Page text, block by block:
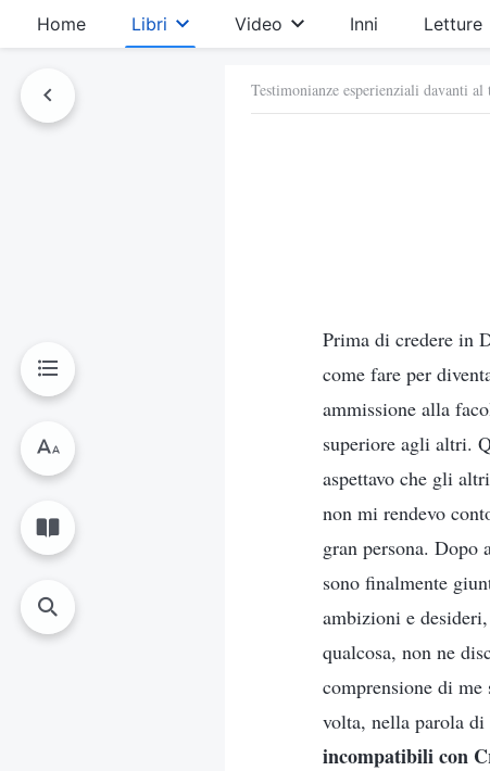
Home Libri Video Inni Letture
Testimonianze esperienziali davanti
Prima di credere in
come fare per
ammissione alla
superiore agli altri.
aspettavo che gli
non mi rendevo
gran persona. Dopo
sono finalmente
ambizioni e
qualcosa, non ne
comprensione di
volta, nella parola
incompatibili con